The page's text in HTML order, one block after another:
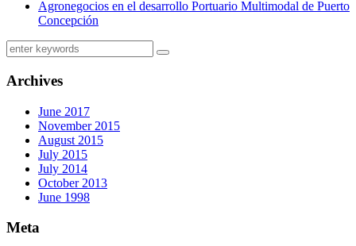
Agronegocios en el desarrollo Portuario Multimodal de Puerto
Concepción
Archives
June 2017
November 2015
August 2015
July 2015
July 2014
October 2013
June 1998
Meta